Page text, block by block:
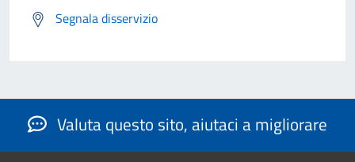
Segnala disservizio
Valuta questo sito, aiutaci a migliorare